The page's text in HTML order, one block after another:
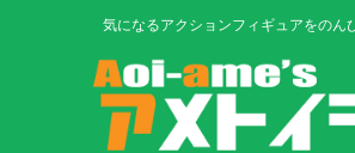
気になるアクションフィギュアをのん